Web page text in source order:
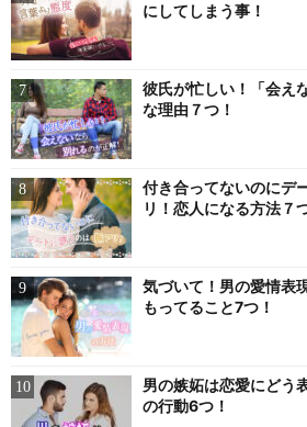
にしてしまう事！
彼氏が忙しい！「会え
な理由７つ！
付き合ってないのにデ
リ！恋人になる方法７
気づいて！男の愛情表
もってること7つ！
男の嫉妬は恋愛にどう
の行動6つ！